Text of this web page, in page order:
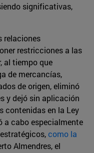
significativas,
relaciones
restricciones a las
al tiempo que
de mercancías,
de origen, eliminó
y dejó sin aplicación
contenidas en la Ley
a cabo especialmente
como la
Almendres, el